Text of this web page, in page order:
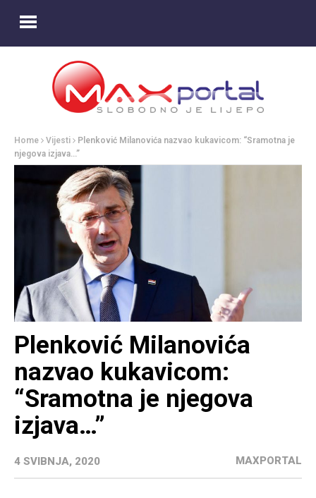
Home Vijesti
Plenković Milanovića nazvao kukavicom: “Sramotna je
njegova izjava…”
Plenković Milanovića
nazvao kukavicom:
“Sramotna je njegova
izjava…”
4 SVIBNJA, 2020 MAXPORTAL